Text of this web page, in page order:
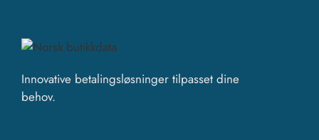
Innovative betalingsløsninger tilpasset dine
behov.